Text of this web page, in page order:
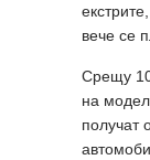
вече се
Срещу
на
получат